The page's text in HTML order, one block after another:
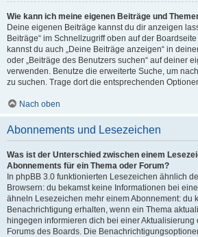
Wie kann ich meine eigenen Beiträge und
Deine eigenen Beiträge kannst du dir anzeigen
Beiträge“ im Schnellzugriff oben auf der
kannst du auch „Deine Beiträge anzeigen“ in
oder „Beiträge des Benutzers suchen“ auf deiner
verwenden. Benutze die erweiterte Suche, um
zu suchen. Trage dort die entsprechenden
Nach oben
Abonnements und Lesezeichen
Was ist der Unterschied zwischen einem
Abonnements für ein Thema oder Forum?
In phpBB 3.0 funktionierten Lesezeichen ähnlich
Browsern: du bekamst keine Informationen bei
ähneln Lesezeichen mehr einem Abonnement: du
Benachrichtigung erhalten, wenn ein Thema
hingegen informieren dich bei einer
Forums des Boards. Die